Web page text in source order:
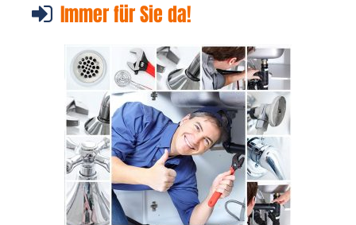
Immer für Sie da!